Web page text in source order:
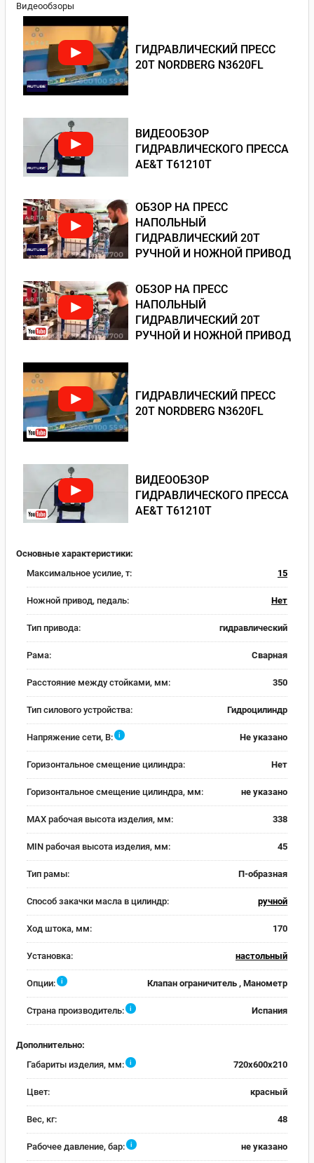
Видеообзоры
ГИДРАВЛИЧЕСКИЙ ПРЕСС
20Т NORDBERG N3620FL
ВИДЕООБЗОР
ГИДРАВЛИЧЕСКОГО ПРЕССА
AE&T T61210T
ОБЗОР НА ПРЕСС
НАПОЛЬНЫЙ
ГИДРАВЛИЧЕСКИЙ 20Т
РУЧНОЙ И НОЖНОЙ ПРИВОД
ОБЗОР НА ПРЕСС
НАПОЛЬНЫЙ
ГИДРАВЛИЧЕСКИЙ 20Т
РУЧНОЙ И НОЖНОЙ ПРИВОД
ГИДРАВЛИЧЕСКИЙ ПРЕСС
20Т NORDBERG N3620FL
ВИДЕООБЗОР
ГИДРАВЛИЧЕСКОГО ПРЕССА
AE&T T61210T
Основные характеристики:
Максимальное усилие, т:
15
Ножной привод, педаль: Нет
Тип привода: гидравлический
Рама: Сварная
Расстояние между стойками, мм: 350
Тип силового устройства: Гидроцилиндр
Напряжение сети, В: i Не указано
Горизонтальное смещение цилиндра: Нет
Горизонтальное смещение цилиндра, мм: не указано
MAX рабочая высота изделия, мм: 338
MIN рабочая высота изделия, мм: 45
Тип рамы: П-образная
Способ закачки масла в цилиндр: ручной
Ход штока, мм: 170
Установка: настольный
Опции: i Клапан ограничитель , Манометр
Страна производитель: i Испания
Дополнительно:
Габариты изделия, мм:
i 720x600x210
Цвет: красный
Вес, кг: 48
Рабочее давление, бар: i не указано